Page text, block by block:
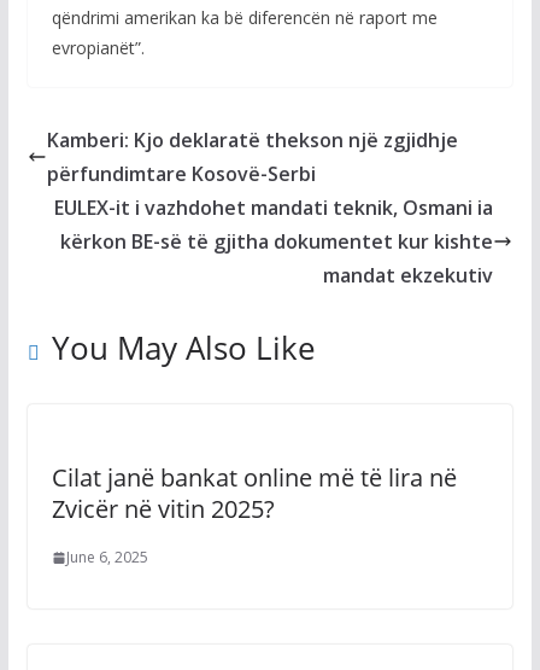
qëndrimi amerikan ka bë diferencën në raport me
evropianët”.
Kamberi: Kjo deklaratë thekson një zgjidhje
përfundimtare Kosovë-Serbi
EULEX-it i vazhdohet mandati teknik, Osmani ia
kërkon BE-së të gjitha dokumentet kur kishte
mandat ekzekutiv
You May Also Like
Cilat janë bankat online më të lira në
Zvicër në vitin 2025?
June 6, 2025